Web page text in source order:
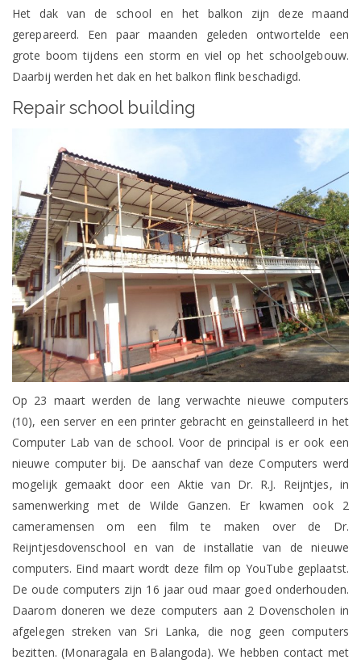
Het dak van de school en het balkon zijn deze maand
gerepareerd. Een paar maanden geleden ontwortelde een
grote boom tijdens een storm en viel op het schoolgebouw.
Daarbij werden het dak en het balkon flink beschadigd.
Repair school building
Op 23 maart werden de lang verwachte nieuwe computers
(10), een server en een printer gebracht en geinstalleerd in het
Computer Lab van de school. Voor de principal is er ook een
nieuwe computer bij. De aanschaf van deze Computers werd
mogelijk gemaakt door een Aktie van Dr. R.J. Reijntjes, in
samenwerking met de Wilde Ganzen. Er kwamen ook 2
cameramensen om een film te maken over de Dr.
Reijntjesdovenschool en van de installatie van de nieuwe
computers. Eind maart wordt deze film op YouTube geplaatst.
De oude computers zijn 16 jaar oud maar goed onderhouden.
Daarom doneren we deze computers aan 2 Dovenscholen in
afgelegen streken van Sri Lanka, die nog geen computers
bezitten. (Monaragala en Balangoda). We hebben contact met